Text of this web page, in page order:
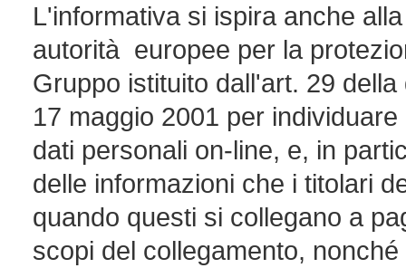
L'informativa si ispira anche
autorità europee per la
Gruppo istituito dall'art. 29
17 maggio 2001 per
dati personali on-line, e, in
delle informazioni che i titolari
quando questi si collegano a
scopi del collegamento,